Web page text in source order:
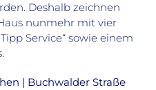
Deshalb zeichnen
nunmehr mit vier
Service“ sowie einem
| Buchwalder Straße